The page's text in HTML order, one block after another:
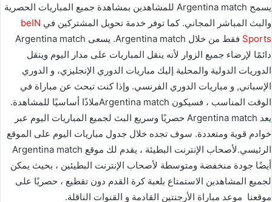
يسمح Argentina match للمشاهدين بمشاهدة جميع المباريات الحصرية
والبث المباشر المجاني. كما توفر خدمة تحويل المشتركين في beIN
Sports
فقط من خلال Argentina match. يسعى Argentina match
دائمًا لإرضاء جميع الزوار لأنه ينقل المباريات على مدار اليوم وينقل
الدوريات الدولية والمحلية إليك مباريات الدوري الإنجليزي، و الدوري
الإسباني, و مباريات الدوري الفرنسي. وإذا كنت تبحث عن مباراة في
الوقت المناسب ، فسيكون Argentina matchملاذًا أساسيًا للمشاهدة.
يعد Argentina match حصريًا وسريع البث لجميع المباريات اليوم عبر
خوادم قوية ومتعددة. سوف تجده خلال جدول مباريات اليوم على الموقع
الرئيسي.لأصحاب الإنترنت البطيئة ، يقدم لك موقع Argentina match
أيضًا جودة منخفضة ومتوسطة لأصحاب الإنترنت البطيئين ، بحيث يمكن
لجميع المشاهدين الاستمتاع بلعبة كرة القدم دون تقطيع ، حصريًا على
موقعنا موعد مباراة الأرجنتين القادمة و القنوات الناقلة.